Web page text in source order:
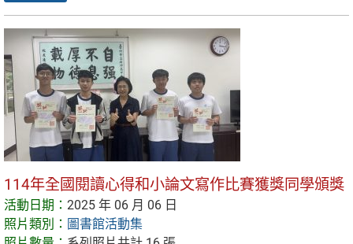
114年全國閱讀心得和小論文寫作比賽獲獎同學頒獎
活動日期： 2025 年 06 月 06 日
照片類別： 圖書館活動集